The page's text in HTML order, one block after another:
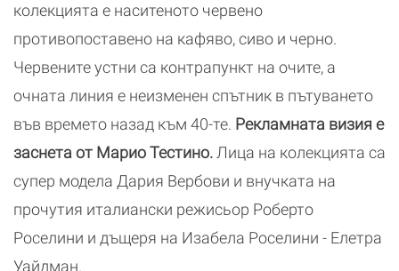
колекцията е наситеното червено
противопоставено на кафяво, сиво и черно.
Червените устни са контрапункт на очите, а
очната линия е неизменен спътник в пътуването
във времето назад към 40-те. Рекламната визия е
заснета от Марио Тестино. Лица на колекцията са
супер модела Дария Вербови и внучката на
прочутия италиански режисьор Роберто
Роселини и дъщеря на Изабела Роселини - Елетра
Уайдман.